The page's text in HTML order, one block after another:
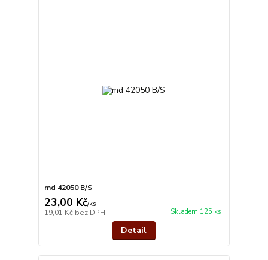
md 42050 B/S
23,00 Kč/ks
19,01 Kč bez DPH Skladem 125 ks
Detail